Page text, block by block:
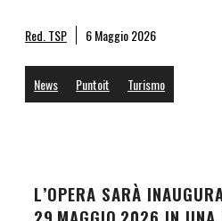
Red. TSP 6 Maggio 2026
News Puntoit Turismo
L’OPERA SARÀ